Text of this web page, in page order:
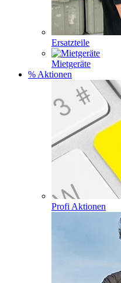
Ersatzteile
Mietgeräte
% Aktionen
Profi Aktionen